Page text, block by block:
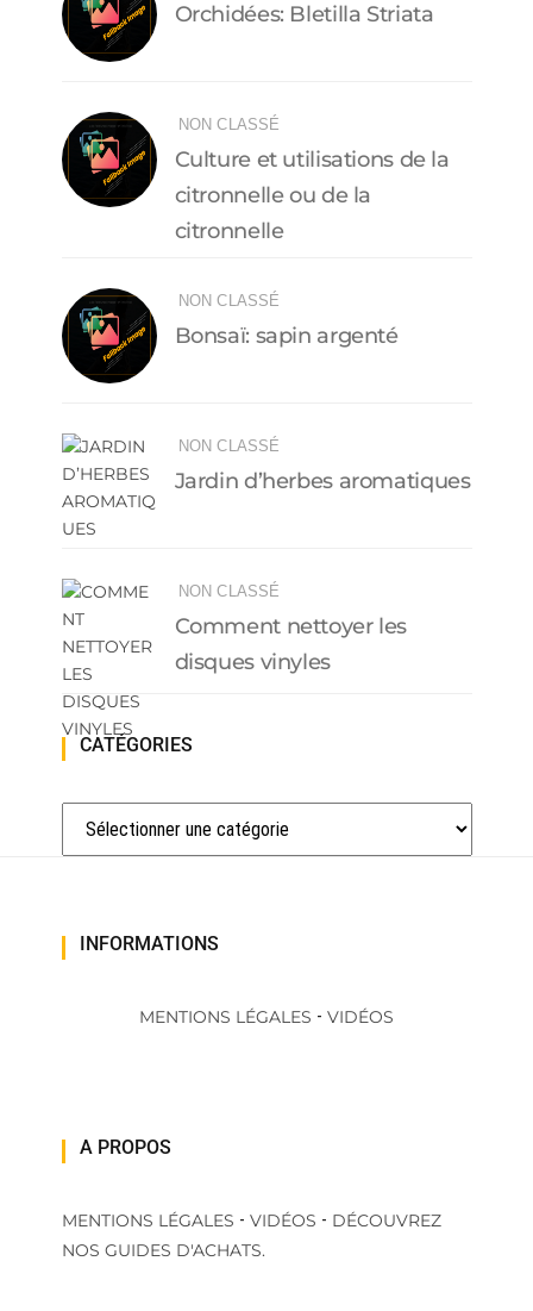
Orchidées: Bletilla Striata
NON CLASSÉ
Culture et utilisations de la
citronnelle ou de la
citronnelle
NON CLASSÉ
Bonsaï: sapin argenté
NON CLASSÉ
Jardin d’herbes aromatiques
NON CLASSÉ
Comment nettoyer les
disques vinyles
CATÉGORIES
INFORMATIONS
MENTIONS LÉGALES - VIDÉOS
A PROPOS
MENTIONS LÉGALES - VIDÉOS - DÉCOUVREZ
NOS GUIDES D'ACHATS.